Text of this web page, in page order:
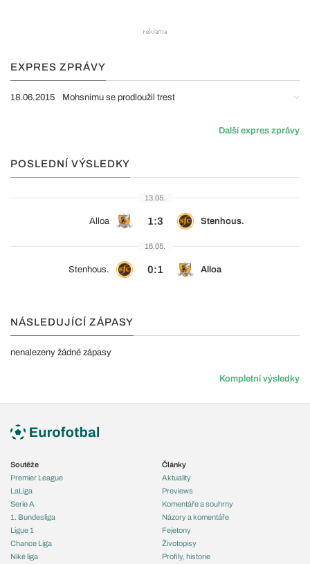
EXPRES ZPRÁVY
18.06.2015 Mohsnimu se prodloužil trest
Další expres zprávy
POSLEDNÍ VÝSLEDKY
13.05.
Alloa 1:3 Stenhous.
16.05.
Stenhous. 0:1 Alloa
NÁSLEDUJÍCÍ ZÁPASY
nenalezeny žádné zápasy
Kompletní výsledky
Soutěže
Premier League
LaLiga
Serie A
1. Bundesliga
Ligue 1
Chance Liga
Niké liga
Články
Aktuality
Previews
Komentáře a souhrny
Názory a komentáře
Fejetony
Životopisy
Profily, historie